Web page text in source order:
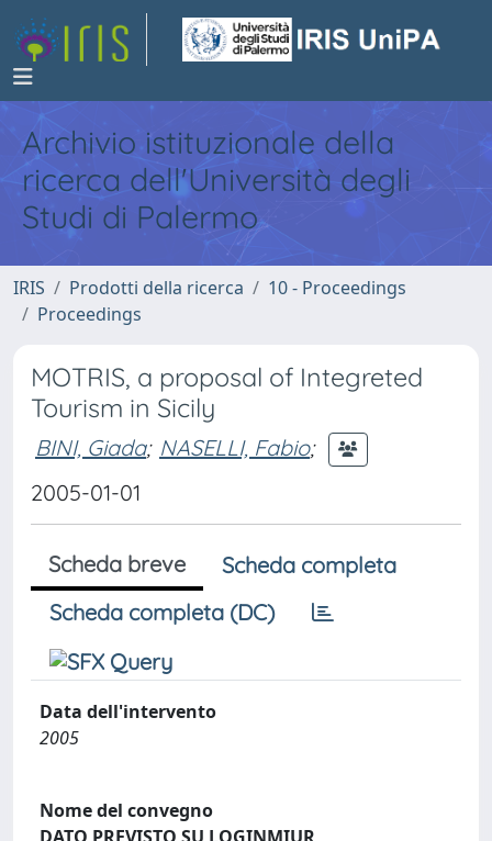
Archivio istituzionale della
ricerca dell'Università degli
Studi di Palermo
IRIS Prodotti della ricerca
10 - Proceedings
Proceedings
MOTRIS, a proposal of Integreted
Tourism in Sicily
BINI, Giada; NASELLI, Fabio;
2005-01-01
Scheda breve
Scheda completa
Scheda completa (DC)
Data dell'intervento
2005
Nome del convegno
DATO PREVISTO SU LOGINMIUR